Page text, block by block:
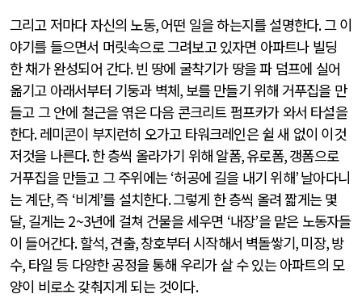
그리고 저마다 자신의 노동,어떤 일을 하는지를 설명한다.그 이
야기를 들으면서 머릿속으로 그려보고 있자면 아파트나 빌딩
한 채가 완성되어 간다.빈 땅에 굴착기가 땅을 파 덤프에 실어
옮기고 아래서부터 기둥과 벽체, 보를 만들기 위해 거푸집을 만
들고 그 안에 철근을 엮은 다음 콘크리트 펌프카가 와서 타설을
한다.레미콘이 부지런히 오가고 타워크레인은 쉴 새 없이 이것
저것을 나른다.한 층씩 올라가기 위해 알폼,유로폼,갱폼으로
거푸집을 만들고 그 주위에는‘허공에 길을 내기 위해’날아다니
는 계단,즉 ‘비계’를 설치한다.그렇게 한 층씩 올려 짧게는 몇
달, 길게는2~3년에 걸쳐 건물을 세우면 ‘내장’을 맡은 노동자들
이 들어간다.할석,견출,창호부터 시작해서 벽돌쌓기,미장,방
수, 타일 등 다양한 공정을 통해 우리가 살 수 있는 아파트의 모
양이 비로소 갖춰지게 되는 것이다.